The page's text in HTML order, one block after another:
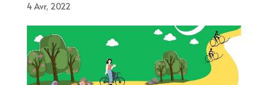
4 Avr, 2022